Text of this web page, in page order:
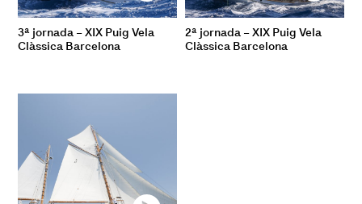
3ª jornada – XIX Puig Vela
Clàssica Barcelona
2ª jornada – XIX Puig Vela
Clàssica Barcelona